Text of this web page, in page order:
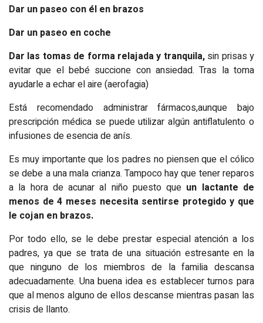
Dar un paseo con él en brazos
Dar un paseo en coche
Dar las tomas de forma relajada y tranquila,sin prisas y
evitar que el bebé succione con ansiedad. Tras la toma
ayudarle a echar el aire (aerofagia)
Está recomendado administrar fármacos,aunque bajo
prescripción médica se puede utilizar algún antiflatulento o
infusiones de esencia de anís.
Es muy importante que los padres no piensen que el cólico
se debe a una mala crianza. Tampoco hay que tener reparos
a la hora de acunar al niño puesto que un lactante de
menos de 4 meses necesita sentirse protegido y que
le cojan en brazos.
Por todo ello, se le debe prestar especial atención a los
padres, ya que se trata de una situación estresante en la
que ninguno de los miembros de la familia descansa
adecuadamente. Una buena idea es establecer turnos para
que al menos alguno de ellos descanse mientras pasan las
crisis de llanto.